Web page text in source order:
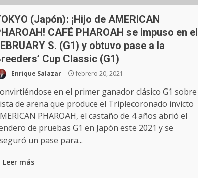
(Japón): ¡Hijo de AMERICAN
CAFÉ PHAROAH se impuso en el
S. (G1) y obtuvo pase a la
Cup Classic (G1)
Enrique Salazar febrero 20, 2021
en el primer ganador clásico G1 sobre
de arena que produce el Triplecoronado invicto
PHAROAH, el castaño de 4 años abrió el
de pruebas G1 en Japón este 2021 y se
un pase para...
Leer más